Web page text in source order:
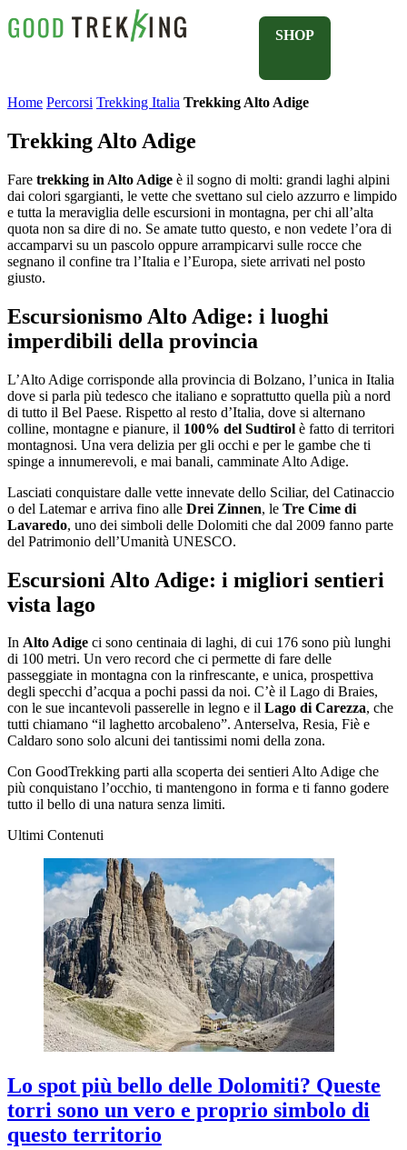
SHOP
Home Percorsi Trekking Italia Trekking Alto Adige
Trekking Alto Adige
Fare trekking in Alto Adige è il sogno di molti: grandi laghi alpini
dai colori sgargianti, le vette che svettano sul cielo azzurro e limpido
e tutta la meraviglia delle escursioni in montagna, per chi all’alta
quota non sa dire di no. Se amate tutto questo, e non vedete l’ora di
accamparvi su un pascolo oppure arrampicarvi sulle rocce che
segnano il confine tra l’Italia e l’Europa, siete arrivati nel posto
giusto.
Escursionismo Alto Adige: i luoghi
imperdibili della provincia
L’Alto Adige corrisponde alla provincia di Bolzano, l’unica in Italia
dove si parla più tedesco che italiano e soprattutto quella più a nord
di tutto il Bel Paese. Rispetto al resto d’Italia, dove si alternano
colline, montagne e pianure, il 100% del Sudtirol è fatto di territori
montagnosi. Una vera delizia per gli occhi e per le gambe che ti
spinge a innumerevoli, e mai banali, camminate Alto Adige.
Lasciati conquistare dalle vette innevate dello Sciliar, del Catinaccio
o del Latemar e arriva fino alle Drei Zinnen, le Tre Cime di
Lavaredo, uno dei simboli delle Dolomiti che dal 2009 fanno parte
del Patrimonio dell’Umanità UNESCO.
Escursioni Alto Adige: i migliori sentieri
vista lago
In Alto Adige ci sono centinaia di laghi, di cui 176 sono più lunghi
di 100 metri. Un vero record che ci permette di fare delle
passeggiate in montagna con la rinfrescante, e unica, prospettiva
degli specchi d’acqua a pochi passi da noi. C’è il Lago di Braies,
con le sue incantevoli passerelle in legno e il Lago di Carezza, che
tutti chiamano “il laghetto arcobaleno”. Anterselva, Resia, Fiè e
Caldaro sono solo alcuni dei tantissimi nomi della zona.
Con GoodTrekking parti alla scoperta dei sentieri Alto Adige che
più conquistano l’occhio, ti mantengono in forma e ti fanno godere
tutto il bello di una natura senza limiti.
Ultimi Contenuti
Lo spot più bello delle Dolomiti? Queste
torri sono un vero e proprio simbolo di
questo territorio